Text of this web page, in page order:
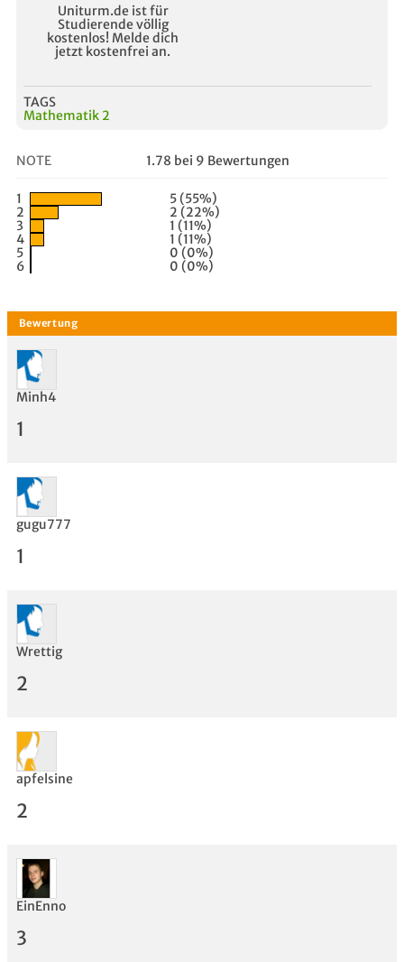
Uniturm.de ist für
Studierende völlig
kostenlos! Melde dich
jetzt kostenfrei an.
TAGS
Mathematik 2
NOTE 1.78 bei 9 Bewertungen
1
5 (55%)
2
2 (22%)
3
1 (11%)
4
1 (11%)
5
0 (0%)
6
0 (0%)
Minh4
1
gugu777
1
Wrettig
2
apfelsine
2
EinEnno
3